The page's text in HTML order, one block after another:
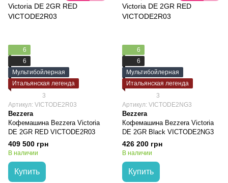
6
6
Мультибойлерная
Итальянская легенда
3
Артикул: VICTODE2R03
Bezzera
Кофемашина Bezzera Victoria
DE 2GR RED VICTODE2R03
409 500 грн
В наличии
Купить
6
6
Мультибойлерная
Итальянская легенда
3
Артикул: VICTODE2NG3
Bezzera
Кофемашина Bezzera Victoria
DE 2GR Black VICTODE2NG3
426 200 грн
В наличии
Купить